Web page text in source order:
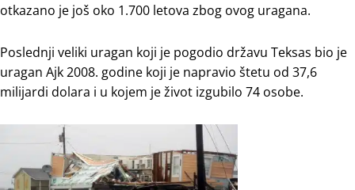
otkazano je još oko 1.700 letova zbog ovog uragana.
Poslednji veliki uragan koji je pogodio državu Teksas bio je
uragan Ajk 2008. godine koji je napravio štetu od 37,6
milijardi dolara i u kojem je život izgubilo 74 osobe.